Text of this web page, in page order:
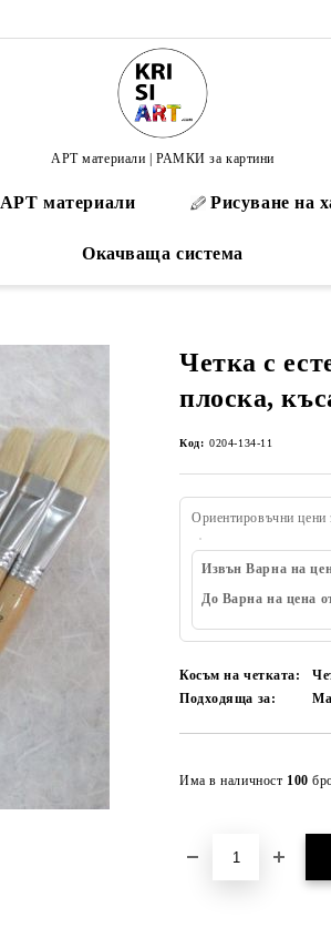
АРТ материали | РАМКИ за картини
АРТ материали Рисуване на
Окачваща система
Четка с
плоска,
Код: 0204-134-11
Ориентировъчни цени
Извън Варна на
До Варна на цена
Косъм на четката:
Подходяща за:
Има в наличност 100